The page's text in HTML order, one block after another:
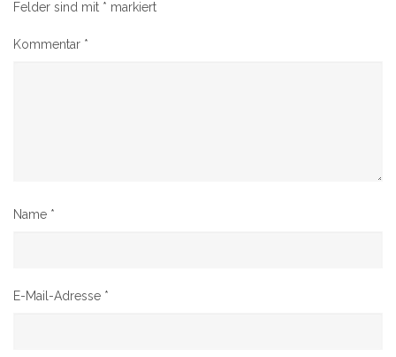
Felder sind mit * markiert
Kommentar *
Name *
E-Mail-Adresse *